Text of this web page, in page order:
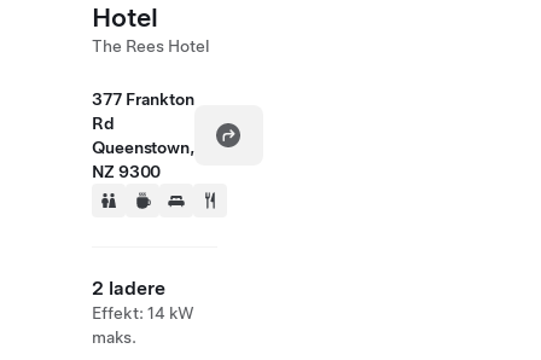
Hotel
The Rees Hotel
377 Frankton
Rd
Queenstown,
NZ 9300
2 ladere
Effekt: 14 kW
maks.